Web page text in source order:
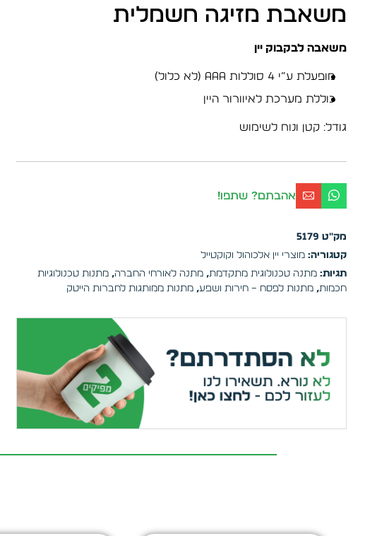
משאבת מזיגה חשמלית
משאבה לבקבוק יין
מופעלת ע”י 4 סוללות AAA (לא כלול)
כוללת מערכת לאיוורור היין
גודל: קטן ונוח לשימוש
אהבתם? שתפו!
מק"ט 5179
קטגוריה:מוצרי יין אלכוהול וקוקטייל
תגיות: מתנה טכנולוגית מתקדמת,מתנה לאורחי החברה,מתנות טכנולוגיות
חכמות,מתנות לפסח – חירות ושפע,מתנות ממותגות לחברות הייטק